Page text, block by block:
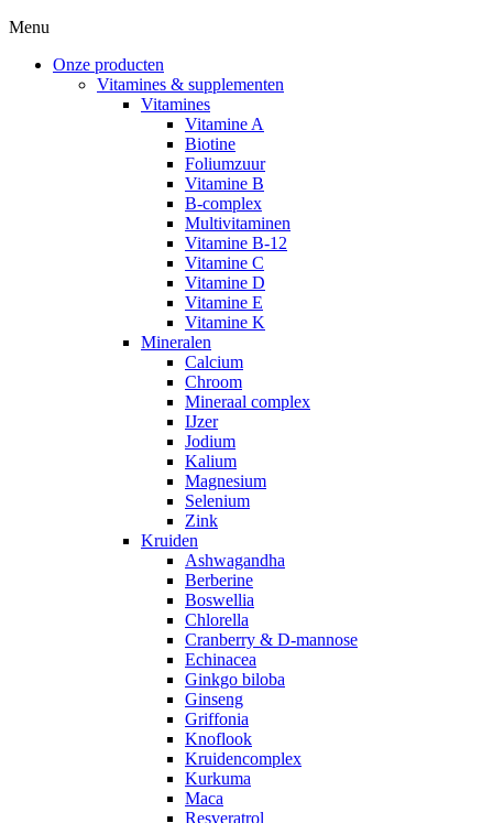
Menu
Onze producten
Vitamines & supplementen
Vitamines
Vitamine A
Biotine
Foliumzuur
Vitamine B
B-complex
Multivitaminen
Vitamine B-12
Vitamine C
Vitamine D
Vitamine E
Vitamine K
Mineralen
Calcium
Chroom
Mineraal complex
IJzer
Jodium
Kalium
Magnesium
Selenium
Zink
Kruiden
Ashwagandha
Berberine
Boswellia
Chlorella
Cranberry & D-mannose
Echinacea
Ginkgo biloba
Ginseng
Griffonia
Knoflook
Kruidencomplex
Kurkuma
Maca
Resveratrol